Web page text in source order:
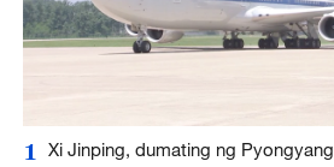
1 Xi Jinping, dumating ng Pyongyang